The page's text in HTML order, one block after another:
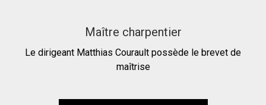
Maître charpentier
Le dirigeant Matthias Courault possède le brevet de
maîtrise